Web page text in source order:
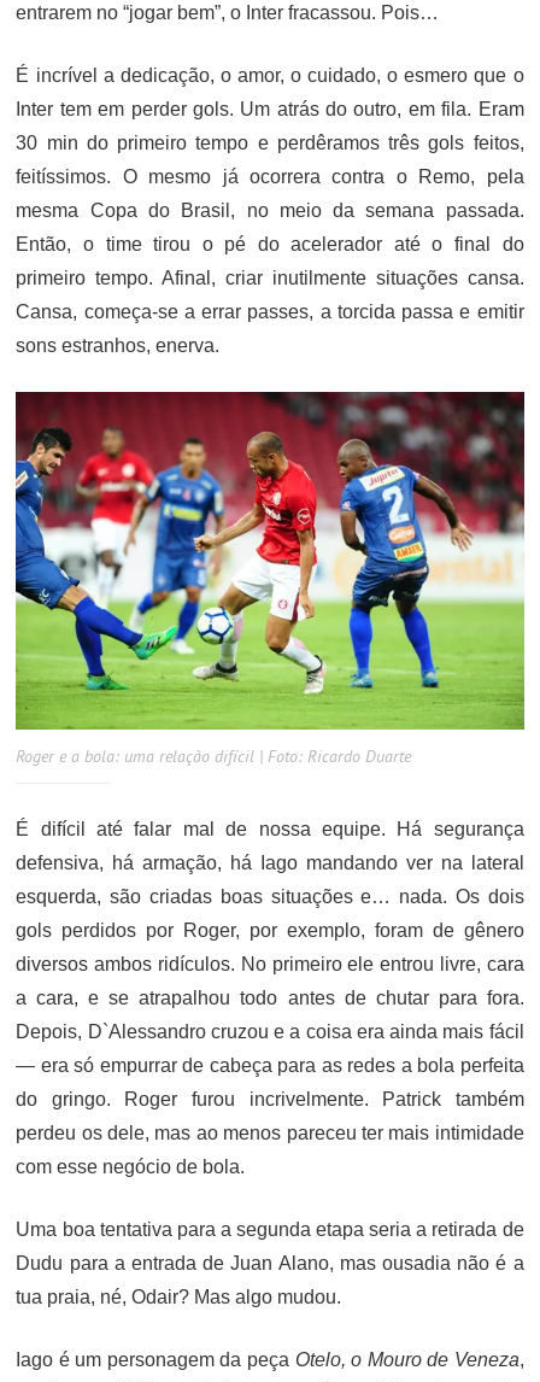
entrarem no “jogar bem”, o Inter fracassou. Pois…
É incrível a dedicação, o amor, o cuidado, o esmero que o
Inter tem em perder gols. Um atrás do outro, em fila. Eram
30 min do primeiro tempo e perdêramos três gols feitos,
feitíssimos. O mesmo já ocorrera contra o Remo, pela
mesma Copa do Brasil, no meio da semana passada.
Então, o time tirou o pé do acelerador até o final do
primeiro tempo. Afinal, criar inutilmente situações cansa.
Cansa, começa-se a errar passes, a torcida passa e emitir
sons estranhos, enerva.
Roger e a bola: uma relação difícil | Foto: Ricardo Duarte
É difícil até falar mal de nossa equipe. Há segurança
defensiva, há armação, há Iago mandando ver na lateral
esquerda, são criadas boas situações e… nada. Os dois
gols perdidos por Roger, por exemplo, foram de gênero
diversos ambos ridículos. No primeiro ele entrou livre, cara
a cara, e se atrapalhou todo antes de chutar para fora.
Depois, D`Alessandro cruzou e a coisa era ainda mais fácil
— era só empurrar de cabeça para as redes a bola perfeita
do gringo. Roger furou incrivelmente. Patrick também
perdeu os dele, mas ao menos pareceu ter mais intimidade
com esse negócio de bola.
Uma boa tentativa para a segunda etapa seria a retirada de
Dudu para a entrada de Juan Alano, mas ousadia não é a
tua praia, né, Odair? Mas algo mudou.
Iago é um personagem da peça Otelo, o Mouro de Veneza,